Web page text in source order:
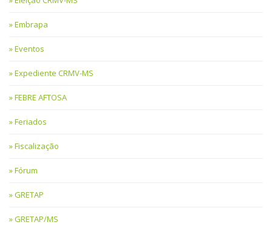
Embrapa
Eventos
Expediente CRMV-MS
FEBRE AFTOSA
Feriados
Fiscalização
Fórum
GRETAP
GRETAP/MS